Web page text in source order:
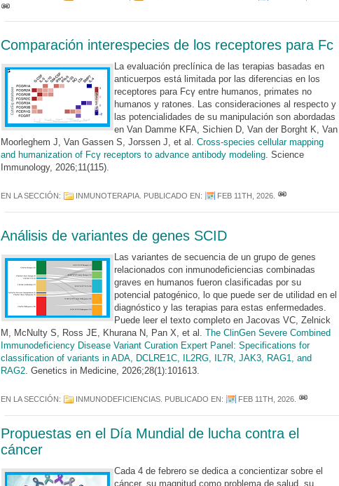
Comparación interespecies de los receptores para Fc
La evaluación preclínica de las terapias basadas en
anticuerpos está limitada por las diferencias en los
receptores para Fcγ entre humanos, primates no
humanos y ratones. Las consideraciones al respecto y
las potencialidades de su manipulación son abordadas
en Van Damme KFA, Sichien D, Van der Borght K, Van
Moorleghem J, Van Gassen S, Jorssen J, et al. Cross-species cellular mapping
and humanization of Fcγ receptors to advance antibody modeling. Science
Immunology, 2026;11(115).
EN LA SECCIÓN: INMUNOTERAPIA. PUBLICADO EN: FEB 11TH, 2026.
Análisis de variantes de genes SCID
Las variantes de secuencia de un grupo de genes
relacionados con inmunodeficiencias combinadas
graves en humanos fueron clasificadas por su
potencial patogénico, lo que puede ser de utilidad en el
diagnóstico y las terapias para estas enfermedades.
Puede leer el texto completo en Jacovas VC, Zelnick
M, McNulty S, Ross JE, Khurana N, Pan X, et al. The ClinGen Severe Combined
Immunodeficiency Disease Variant Curation Expert Panel: Specifications for
classification of variants in ADA, DCLRE1C, IL2RG, IL7R, JAK3, RAG1, and
RAG2. Genetics in Medicine, 2026;28(1):101613.
EN LA SECCIÓN: INMUNODEFICIENCIAS. PUBLICADO EN: FEB 11TH, 2026.
Propuestas en el Día Mundial de lucha contra el
cáncer
Cada 4 de febrero se dedica a concientizar sobre el
cáncer, su magnitud como problema de salud, su